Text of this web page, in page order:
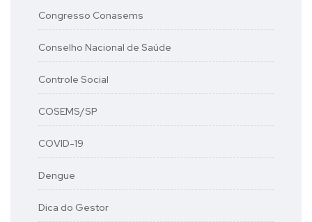
Congresso Conasems
Conselho Nacional de Saúde
Controle Social
COSEMS/SP
COVID-19
Dengue
Dica do Gestor